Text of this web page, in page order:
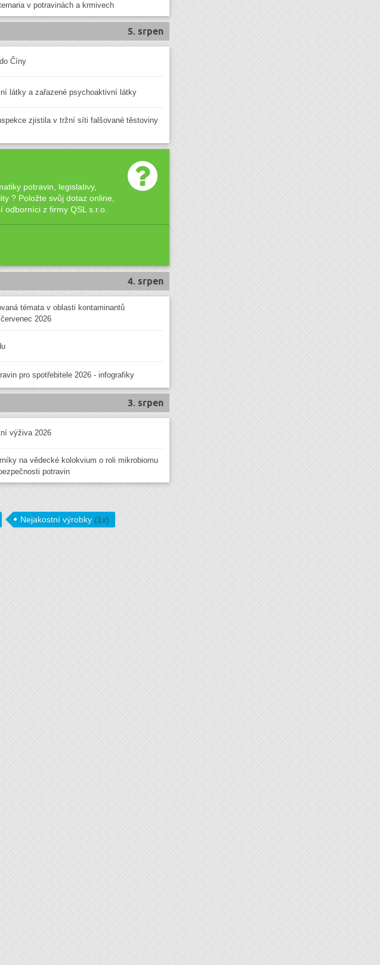
v potravinách a krmivech
5. srpen
Číny
látky a zařazené psychoaktivní látky
zjistila v tržní síti falšované těstoviny
potravin, legislativy,
? Položte svůj dotaz online,
z firmy QSL s.r.o.
4. srpen
témata v oblasti kontaminantů
2026
pro spotřebitele 2026 - infografiky
3. srpen
výživa 2026
na vědecké kolokvium o roli mikrobiomu
potravin
Nejakostní výrobky (1x)